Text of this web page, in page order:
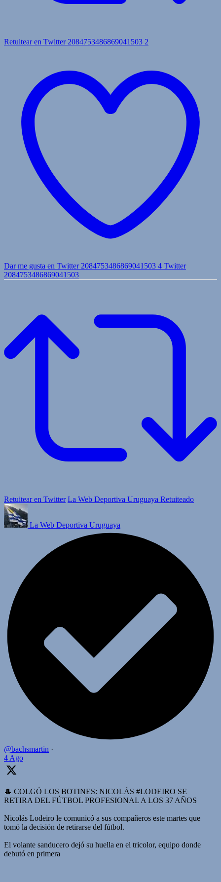
Retuitear en Twitter 2084753486869041503 2
Dar me gusta en Twitter 2084753486869041503 4 Twitter
2084753486869041503
Retuitear en Twitter La Web Deportiva Uruguaya Retuiteado
La Web Deportiva Uruguaya
@bachsmartin ·
4 Ago
🎩 COLGÓ LOS BOTINES: NICOLÁS #LODEIRO SE
RETIRA DEL FÚTBOL PROFESIONAL A LOS 37 AÑOS
Nicolás Lodeiro le comunicó a sus compañeros este martes que
tomó la decisión de retirarse del fútbol.
El volante sanducero dejó su huella en el tricolor, equipo donde
debutó en primera